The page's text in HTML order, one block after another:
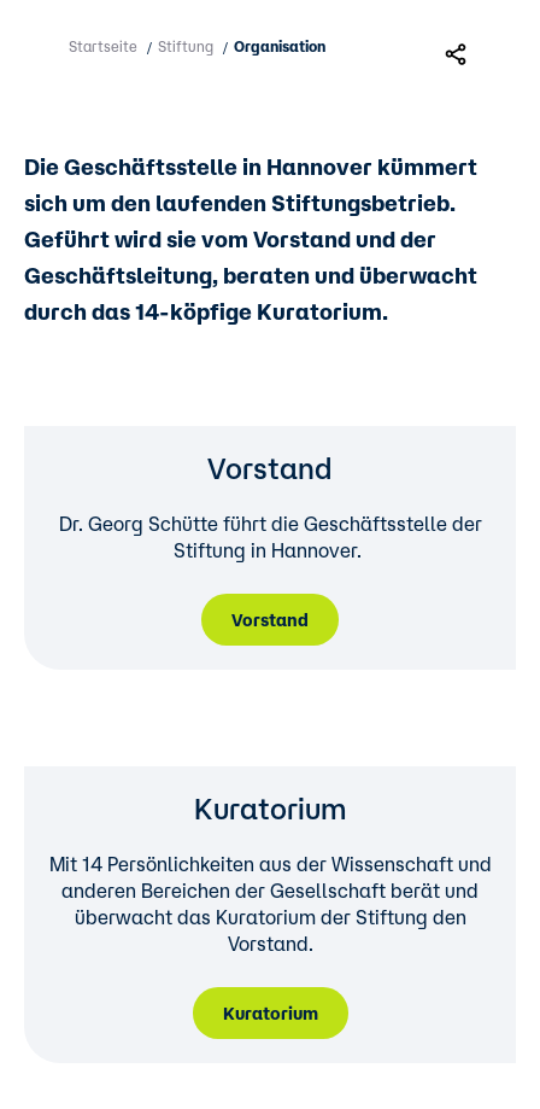
Startseite / Stiftung / Organisation
Die Geschäftsstelle in Hannover kümmert
sich um den laufenden Stiftungsbetrieb.
Geführt wird sie vom Vorstand und der
Geschäftsleitung, beraten und überwacht
durch das 14-köpfige Kuratorium.
Vorstand
Dr. Georg Schütte führt die Geschäftsstelle der
Stiftung in Hannover.
Vorstand
Kuratorium
Mit 14 Persönlichkeiten aus der Wissenschaft und
anderen Bereichen der Gesellschaft berät und
überwacht das Kuratorium der Stiftung den
Vorstand.
Kuratorium